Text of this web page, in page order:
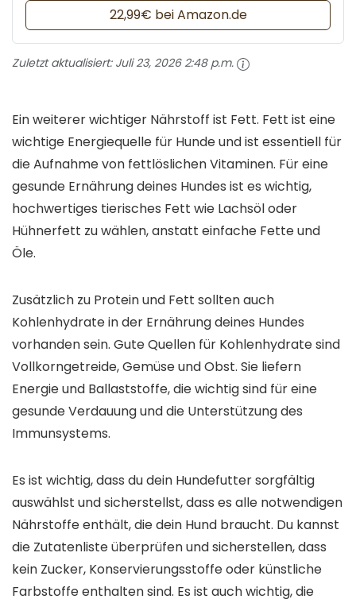
22,99€ bei Amazon.de
Zuletzt aktualisiert: Juli 23, 2026 2:48 p.m.
Ein weiterer wichtiger Nährstoff ist Fett. Fett ist eine
wichtige Energiequelle für Hunde und ist essentiell für
die Aufnahme von fettlöslichen Vitaminen. Für eine
gesunde Ernährung deines Hundes ist es wichtig,
hochwertiges tierisches Fett wie Lachsöl oder
Hühnerfett zu wählen, anstatt einfache Fette und
Öle.
Zusätzlich zu Protein und Fett sollten auch
Kohlenhydrate in der Ernährung deines Hundes
vorhanden sein. Gute Quellen für Kohlenhydrate sind
Vollkorngetreide, Gemüse und Obst. Sie liefern
Energie und Ballaststoffe, die wichtig sind für eine
gesunde Verdauung und die Unterstützung des
Immunsystems.
Es ist wichtig, dass du dein Hundefutter sorgfältig
auswählst und sicherstellst, dass es alle notwendigen
Nährstoffe enthält, die dein Hund braucht. Du kannst
die Zutatenliste überprüfen und sicherstellen, dass
kein Zucker, Konservierungsstoffe oder künstliche
Farbstoffe enthalten sind. Es ist auch wichtig, die